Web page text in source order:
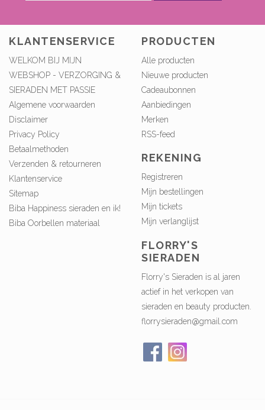
KLANTENSERVICE
WELKOM BIJ MIJN
WEBSHOP - VERZORGING &
SIERADEN MET PASSIE
Algemene voorwaarden
Disclaimer
Privacy Policy
Betaalmethoden
Verzenden & retourneren
Klantenservice
Sitemap
Biba Happiness sieraden en ik!
Biba Oorbellen materiaal
PRODUCTEN
Alle producten
Nieuwe producten
Cadeaubonnen
Aanbiedingen
Merken
RSS-feed
REKENING
Registreren
Mijn bestellingen
Mijn tickets
Mijn verlanglijst
FLORRY'S
SIERADEN
Florry's Sieraden is al jaren
actief in het verkopen van
sieraden en beauty producten.
florrysieraden@gmail.com